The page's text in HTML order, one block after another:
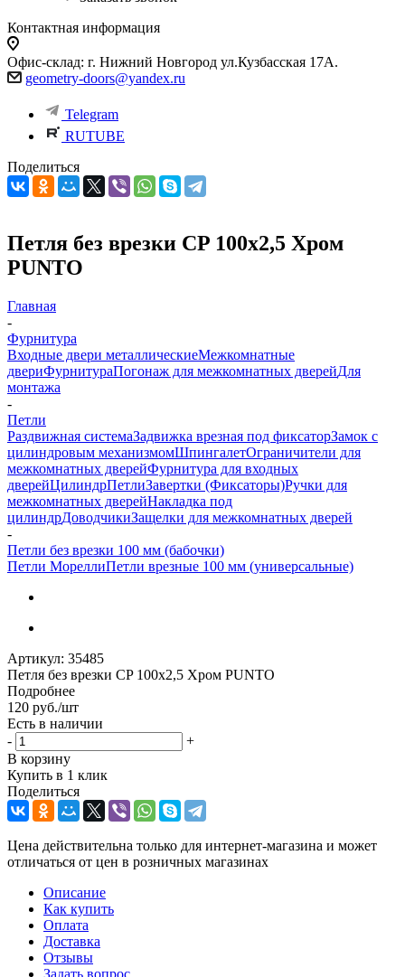
Контактная информация
Офис-склад: г. Нижний Новгород ул.Кузбасская 17А.
geometry-doors@yandex.ru
Telegram
RUTUBE
Поделиться
Петля без врезки CP 100х2,5 Хром
PUNTO
Главная
-
Фурнитура
Входные двери металлическиеМежкомнатные
двериФурнитураПогонаж для межкомнатных дверейДля
монтажа
-
Петли
Раздвижная системаЗадвижка врезная под фиксаторЗамок с
цилиндровым механизмомШпингалетОграничители для
межкомнатных дверейФурнитура для входных
дверейЦилиндрПетлиЗавертки (Фиксаторы)Ручки для
межкомнатных дверейНакладка под
цилиндрДоводчикиЗащелки для межкомнатных дверей
-
Петли без врезки 100 мм (бабочки)
Петли МореллиПетли врезные 100 мм (универсальные)
Артикул: 35485
Петля без врезки CP 100х2,5 Хром PUNTO
Подробнее
120 руб./шт
Есть в наличии
-
+
В корзину
Купить в 1 клик
Поделиться
Цена действительна только для интернет-магазина и может
отличаться от цен в розничных магазинах
Описание
Как купить
Оплата
Доставка
Отзывы
Задать вопрос